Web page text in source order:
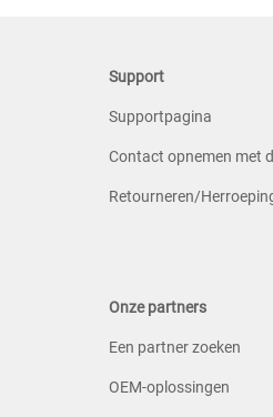
Support
Supportpagina
Contact opnemen met
Retourneren/
Onze partners
Een partner zoeken
OEM-oplossingen